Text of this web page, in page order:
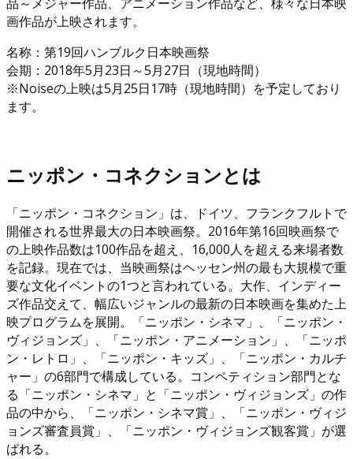
画作品が上映されます。
名称：第19回ハンブルク日本映画祭
会期：2018年5月23日～5月27日（現地時間）
※Noiseの上映は5月25日17時（現地時間）を予定しており
ます。
ニッポン・コネクションとは
「ニッポン・コネクション」は、ドイツ、フランクフルトで
開催される世界最大の日本映画祭。2016年第16回映画祭で
の上映作品数は100作品を超え、16,000人を超える来場者数
を記録。現在では、当映画祭はヘッセン州の最も大規模で重
要な文化イベントの1つと言われている。大作、インディー
ズ作品交えて、幅広いジャンルの最新の日本映画を集めた上
映プログラムを展開。「ニッポン・シネマ」、「ニッポン・
ヴィジョンズ」、「ニッポン・アニメーション」、「ニッポ
ン・レトロ」、「ニッポン・キッズ」、「ニッポン・カルチ
ャー」の6部門で構成している。コンペティション部門とな
る「ニッポン・シネマ」と「ニッポン・ヴィジョンズ」の作
品の中から、「ニッポン・シネマ賞」、「ニッポン・ヴィジ
ョンズ審査員賞」、「ニッポン・ヴィジョンズ観客賞」が選
ばれる。